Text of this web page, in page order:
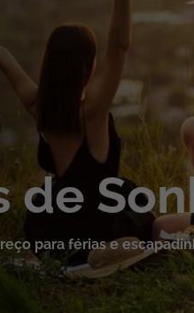
de
para férias e